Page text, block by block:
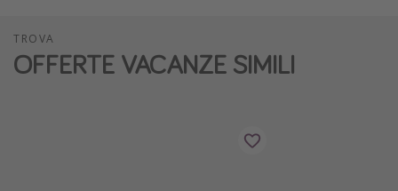
TROVA
OFFERTE VACANZE SIMILI